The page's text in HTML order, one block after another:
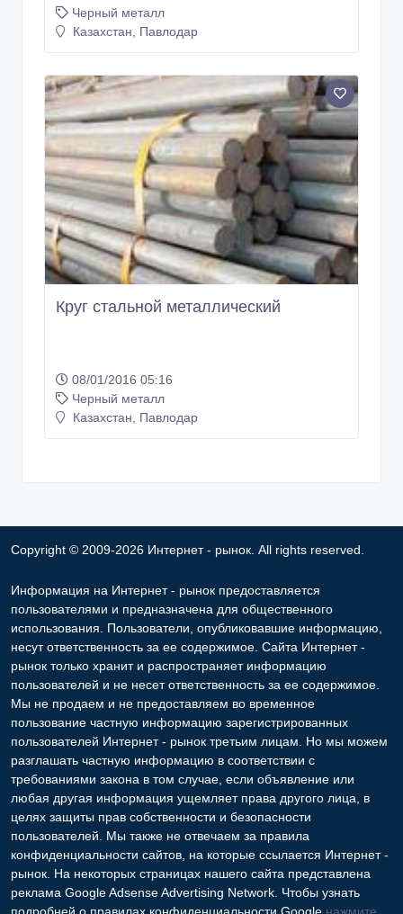
Черный металл
Казахстан, Павлодар
Круг стальной металлический
08/01/2016 05:16
Черный металл
Казахстан, Павлодар
Copyright © 2009-2026 Интернет - рынок. All rights reserved.
Информация на Интернет - рынок предоставляется
пользователями и предназначена для общественного
использования. Пользователи, опубликовавшие информацию,
несут ответственность за ее содержимое. Сайта Интернет -
рынок только хранит и распространяет информацию
пользователей и не несет ответственность за ее содержимое.
Мы не продаем и не предоставляем во временное
пользование частную информацию зарегистрированных
пользователей Интернет - рынок третьим лицам. Но мы можем
разглашать частную информацию в соответствии с
требованиями закона в том случае, если объявление или
любая другая информация ущемляет права другого лица, в
целях защиты прав собственности и безопасности
пользователей. Мы также не отвечаем за правила
конфиденциальности сайтов, на которые ссылается Интернет -
рынок. На некоторых страницах нашего сайта представлена
реклама Google Adsense Advertising Network. Чтобы узнать
подробней о правилах конфиденциальности Google нажмите